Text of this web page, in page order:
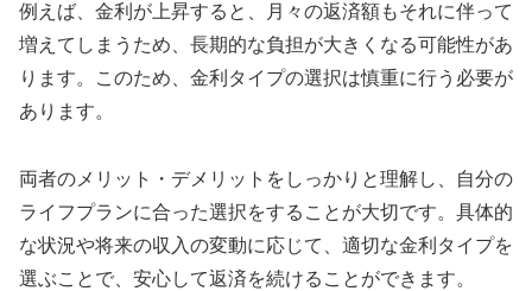
例えば、金利が上昇すると、月々の返済額もそれに伴って
増えてしまうため、長期的な負担が大きくなる可能性があ
ります。このため、金利タイプの選択は慎重に行う必要が
あります。
両者のメリット・デメリットをしっかりと理解し、自分の
ライフプランに合った選択をすることが大切です。具体的
な状況や将来の収入の変動に応じて、適切な金利タイプを
選ぶことで、安心して返済を続けることができます。